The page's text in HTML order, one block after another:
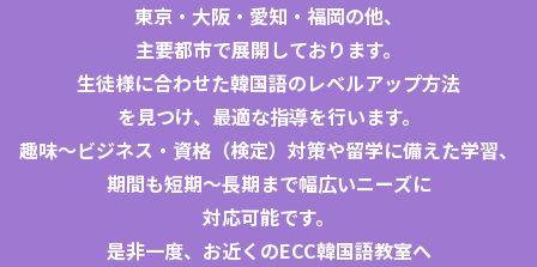
東京 ・ 大阪 ・ 愛知 ・ 福岡の他、
主要都市で展開しております。
生徒様に合わせた韓国語のレベルアップ方法
を見つけ、最適な指導を行います。
趣味～ビジネス・資格（検定）対策や留学に備えた学習、
期間も短期〜長期まで幅広いニーズに
対応可能です。
是非一度、お近くのECC韓国語教室へ